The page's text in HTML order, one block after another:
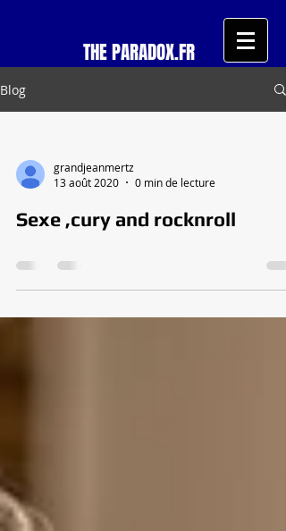
THE PARADOX.FR
Blog
grandjeanmertz
13 août 2020
0 min de lecture
Sexe ,cury and rocknroll